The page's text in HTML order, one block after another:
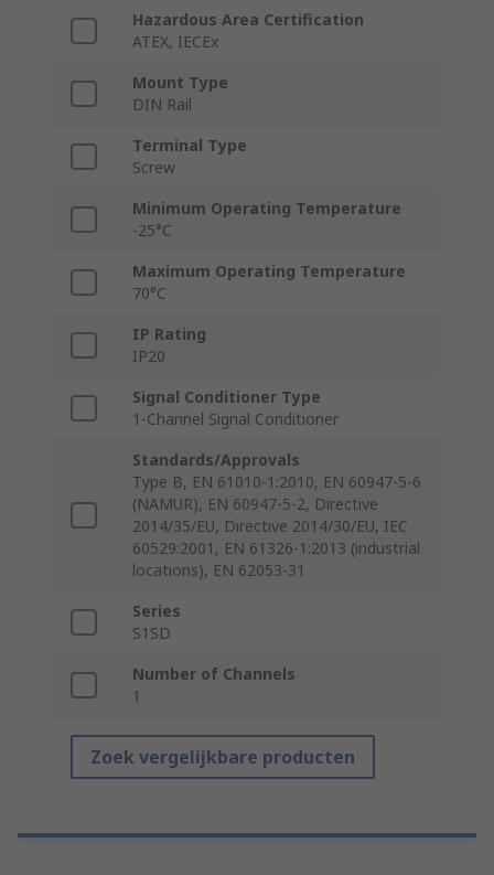
Hazardous Area Certification
ATEX, IECEx
Mount Type
DIN Rail
Terminal Type
Screw
Minimum Operating Temperature
-25°C
Maximum Operating Temperature
70°C
IP Rating
IP20
Signal Conditioner Type
1-Channel Signal Conditioner
Standards/Approvals
Type B, EN 61010-1:2010, EN 60947-5-6
(NAMUR), EN 60947-5-2, Directive
2014/35/EU, Directive 2014/30/EU, IEC
60529:2001, EN 61326-1:2013 (industrial
locations), EN 62053-31
Series
S1SD
Number of Channels
1
Zoek vergelijkbare producten